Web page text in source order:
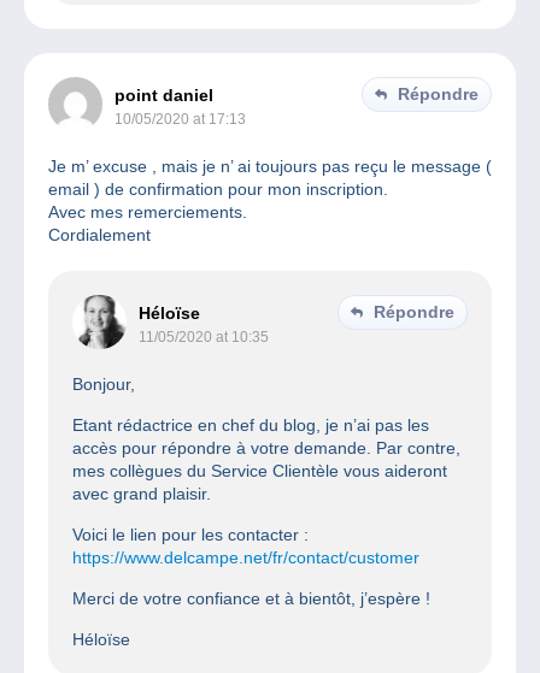
point daniel
10/05/2020 at 17:13
Répondre
Je m’ excuse , mais je n’ ai toujours pas reçu le message (
email ) de confirmation pour mon inscription.
Avec mes remerciements.
Cordialement
Héloïse
11/05/2020 at 10:35
Répondre
Bonjour,
Etant rédactrice en chef du blog, je n’ai pas les
accès pour répondre à votre demande. Par contre,
mes collègues du Service Clientèle vous aideront
avec grand plaisir.
Voici le lien pour les contacter :
https://www.delcampe.net/fr/contact/customer
Merci de votre confiance et à bientôt, j’espère !
Héloïse